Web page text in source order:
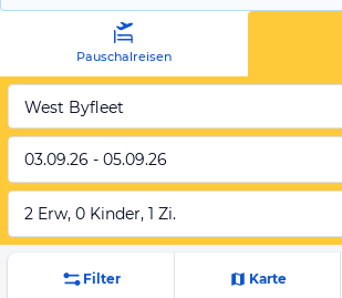
Pauschalreisen
West Byfleet
03.09.26 - 05.09.26
2 Erw, 0 Kinder, 1 Zi.
Filter Karte